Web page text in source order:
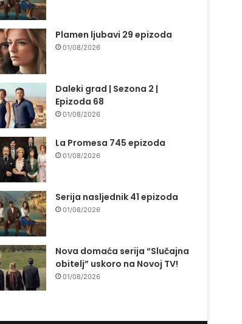
Plamen ljubavi 29 epizoda
01/08/2026
Daleki grad | Sezona 2 |
Epizoda 68
01/08/2026
La Promesa 745 epizoda
01/08/2026
Serija nasljednik 41 epizoda
01/08/2026
Nova domaća serija “Slučajna
obitelj” uskoro na Novoj TV!
01/08/2026